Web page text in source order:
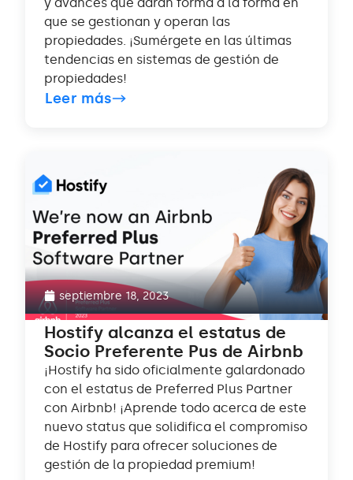
que se gestionan y operan las
propiedades. ¡Sumérgete en las últimas
tendencias en sistemas de gestión de
propiedades!
Leer más
septiembre 18, 2023
Hostify alcanza el estatus de
Socio Preferente Pus de Airbnb
¡Hostify ha sido oficialmente galardonado
con el estatus de Preferred Plus Partner
con Airbnb! ¡Aprende todo acerca de este
nuevo status que solidifica el compromiso
de Hostify para ofrecer soluciones de
gestión de la propiedad premium!